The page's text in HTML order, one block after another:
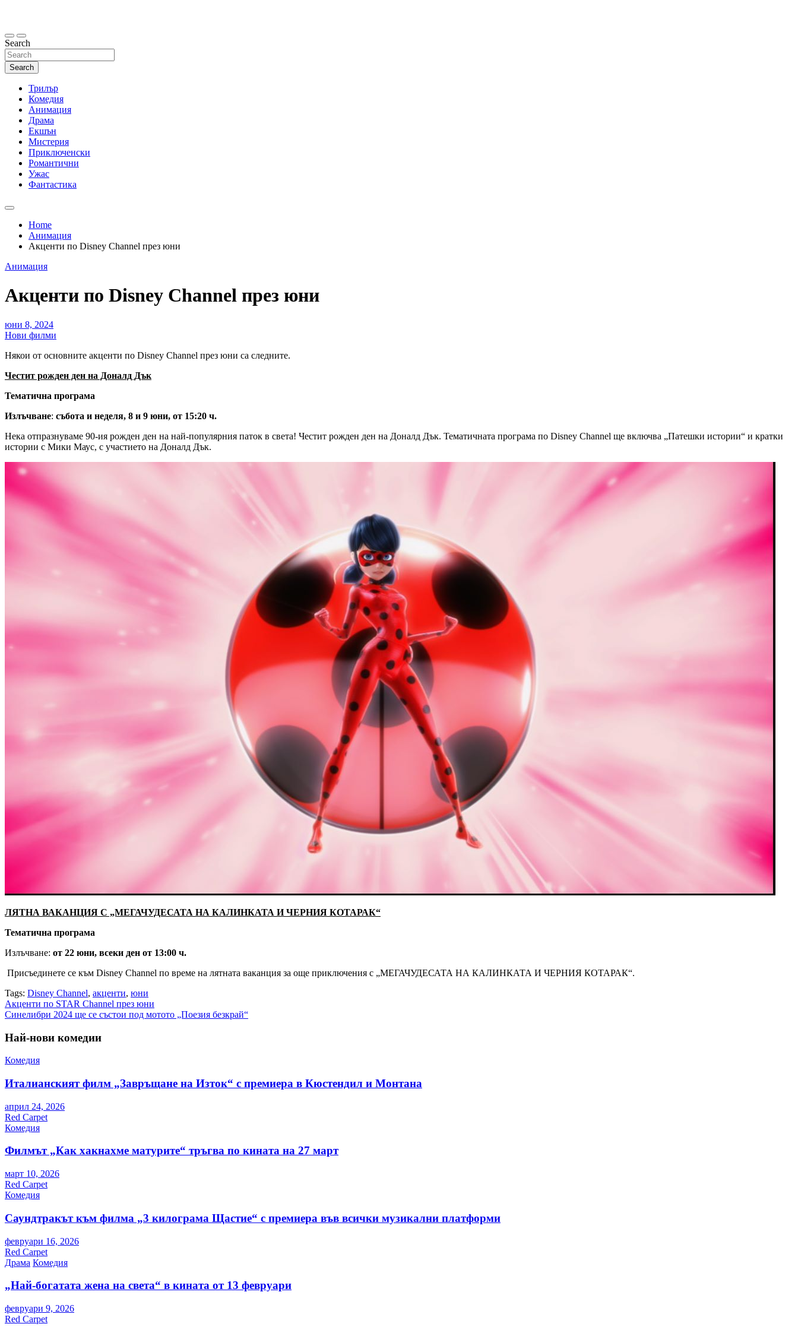
Search
Search
Трилър
Комедия
Анимация
Драма
Екшън
Мистерия
Приключенски
Романтични
Ужас
Фантастика
Home
Анимация
Акценти по Disney Channel през юни
Анимация
Акценти по Disney Channel през юни
юни 8, 2024
Нови филми
Някои от основните акценти по Disney Channel през юни са следните.
Честит рожден ден на Доналд Дък
Тематична програма
Излъчване: събота и неделя, 8 и 9 юни, от 15:20 ч.
Нека отпразнуваме 90-ия рожден ден на най-популярния паток в света! Честит рожден ден на Доналд Дък. Тематичната програма по Disney Channel ще включва „Патешки истории“ и кратки
истории с Мики Маус, с участието на Доналд Дък.
ЛЯТНА ВАКАНЦИЯ С „МЕГАЧУДЕСАТА НА КАЛИНКАТА И ЧЕРНИЯ КОТАРАК“
Тематична програма
Излъчване: от 22 юни, всеки ден от 13:00 ч.
Присъединете се към Disney Channel по време на лятната ваканция за още приключения с „МЕГАЧУДЕСАТА НА КАЛИНКАТА И ЧЕРНИЯ КОТАРАК“.
Tags: Disney Channel, акценти, юни
Навигация
Акценти по STAR Channel през юни
Синелибри 2024 ще се състои под мотото „Поезия безкрай“
Най-нови комедии
Комедия
Италианският филм „Завръщане на Изток“ с премиера в Кюстендил и Монтана
април 24, 2026
Red Carpet
Комедия
Филмът „Как хакнахме матурите“ тръгва по кината на 27 март
март 10, 2026
Red Carpet
Комедия
Саундтракът към филма „3 килограма Щастие“ с премиера във всички музикални платформи
февруари 16, 2026
Red Carpet
Драма Комедия
„Най-богатата жена на света“ в кината от 13 февруари
февруари 9, 2026
Red Carpet